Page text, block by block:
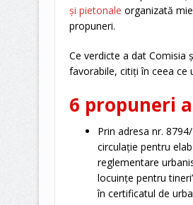
și pietonale organizată
propuneri.
Ce verdicte a dat Comisia
favorabile, citiți în ceea ce
6 propuneri
Prin adresa nr.
circulație pentru
reglementare
locuințe pentru
în certificatul de